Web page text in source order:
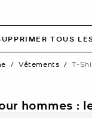
TOUS
/ Vêtements / T-
hommes :